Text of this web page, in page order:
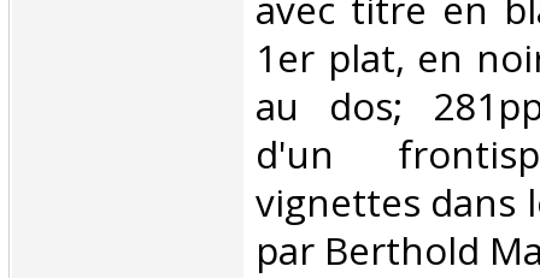
1er plat, en
au dos;
d'un
vignettes dans
par Berthold